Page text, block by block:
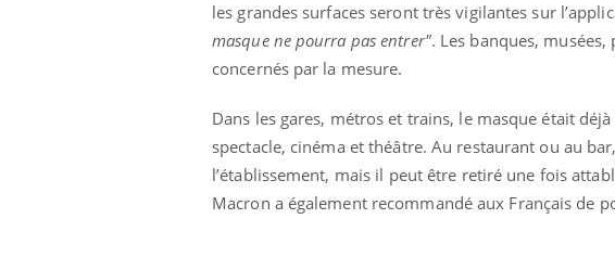
les grandes surfaces seront très vigilantes sur
masque ne pourra pas entrer". Les banques,
concernés par la mesure.
Dans les gares, métros et trains, le masque était
spectacle, cinéma et théâtre. Au restaurant ou au
l’établissement, mais il peut être retiré une fois
Macron a également recommandé aux Français de